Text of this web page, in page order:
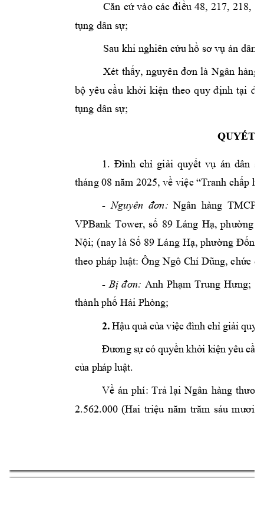
Căn cứ vào các điều 48, 217, 218,
tụng dân sự;
Sau khi nghiên cứu hồ sơ vụ án dân
Xét thấy, nguyên đơn là Ngân hàng
bộ yêu cầu khởi kiện theo quy định tại
tụng dân sự;
QUYẾT
1. Đình chỉ giải quyết vụ án dân
tháng 08 năm 2025, về việc “Tranh chấp
- Nguyên đơn: Ngân hàng TMCP
VPBank Tower, số 89 Láng Hạ, phường
Nội; (nay là Số 89 Láng Hạ, phường Đống
theo pháp luật: Ông Ngô Chí Dũng, chức
- Bị đơn: Anh Phạm Trung Hưng;
thành phố Hải Phòng;
2. Hậu quả của việc đình chỉ giải quy
Đương sự có quyền khởi kiện yêu cầu
của pháp luật.
Về án phí: Trả lại Ngân hàng
2.562.000 (Hai triệu năm trăm sáu mươi